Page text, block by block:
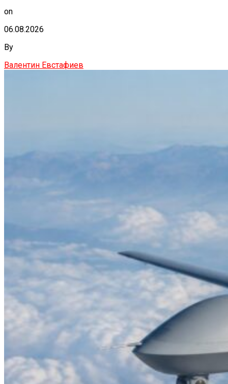
on
06.08.2026
By
Валентин Евстафиев